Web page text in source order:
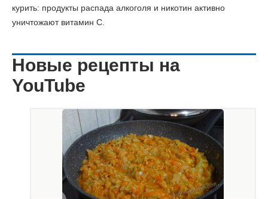
курить: продукты распада алкоголя и никотин активно
уничтожают витамин С.
Новые рецепты на
YouTube